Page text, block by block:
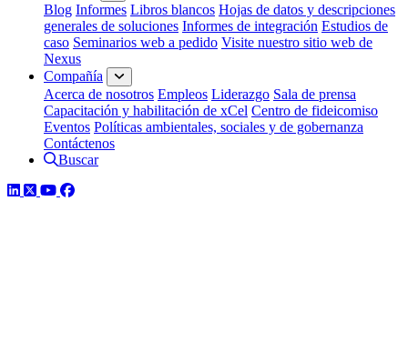
Blog Informes Libros blancos Hojas de datos y descripciones
generales de soluciones Informes de integración Estudios de
caso Seminarios web a pedido Visite nuestro sitio web de
Nexus
Compañía
Acerca de nosotros Empleos Liderazgo Sala de prensa
Capacitación y habilitación de xCel Centro de fideicomiso
Eventos Políticas ambientales, sociales y de gobernanza
Contáctenos
Buscar
LinkedIn
TwitterYouTube
Facebook